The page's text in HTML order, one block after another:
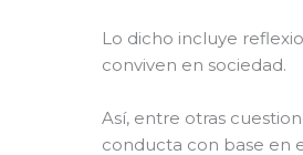
Lo dicho incluye
conviven en sociedad.
Así, entre otras
conducta con base en